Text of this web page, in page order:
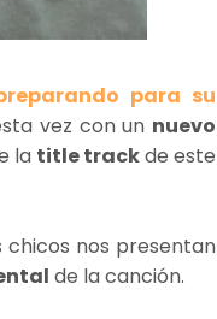
para su
vez con un nuevo
la title trackde este
chicos nos presentan
de la canción.